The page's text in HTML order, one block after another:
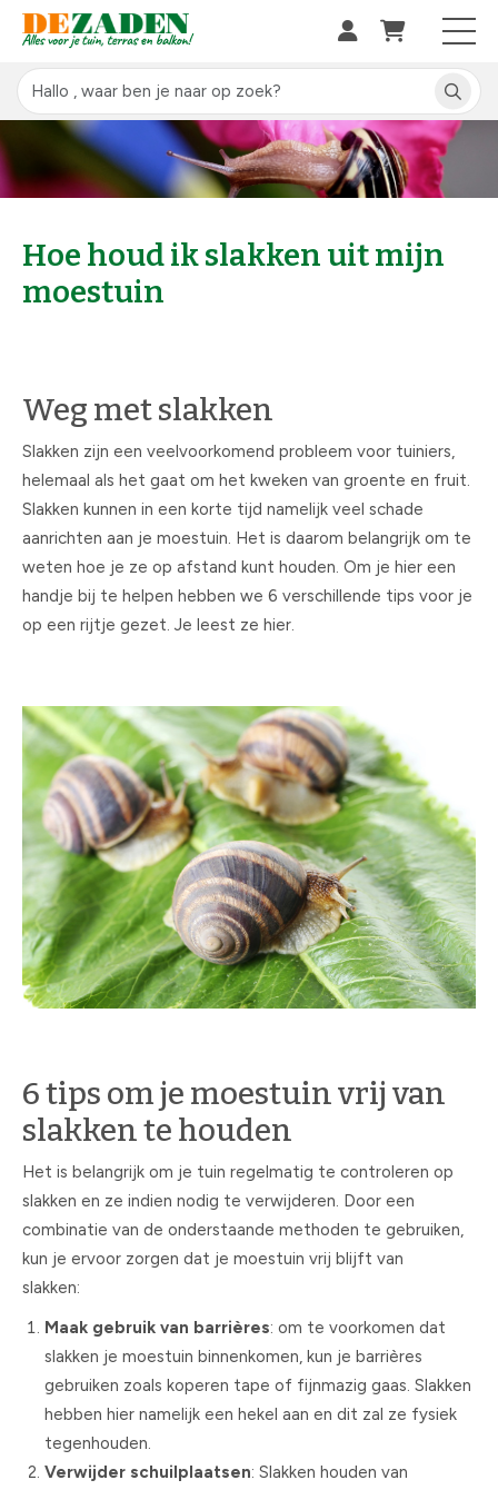
Hoe houd ik slakken uit mijn
moestuin
Weg met slakken
Slakken zijn een veelvoorkomend probleem voor tuiniers,
helemaal als het gaat om het kweken van groente en fruit.
Slakken kunnen in een korte tijd namelijk veel schade
aanrichten aan je moestuin. Het is daarom belangrijk om te
weten hoe je ze op afstand kunt houden. Om je hier een
handje bij te helpen hebben we 6 verschillende tips voor je
op een rijtje gezet. Je leest ze hier.
6 tips om je moestuin vrij van
slakken te houden
Het is belangrijk om je tuin regelmatig te controleren op
slakken en ze indien nodig te verwijderen. Door een
combinatie van de onderstaande methoden te gebruiken,
kun je ervoor zorgen dat je moestuin vrij blijft van
slakken:
Maak gebruik van barrières: om te voorkomen dat
slakken je moestuin binnenkomen, kun je barrières
gebruiken zoals koperen tape of fijnmazig gaas. Slakken
hebben hier namelijk een hekel aan en dit zal ze fysiek
tegenhouden.
Verwijder schuilplaatsen: Slakken houden van